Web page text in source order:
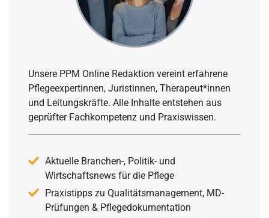
Unsere PPM Online Redaktion vereint erfahrene
Pflegeexpertinnen, Juristinnen, Therapeut*innen
und Leitungskräfte. Alle Inhalte entstehen aus
geprüfter Fachkompetenz und Praxiswissen.
Aktuelle Branchen-, Politik- und
Wirtschaftsnews für die Pflege
Praxistipps zu Qualitätsmanagement, MD-
Prüfungen & Pflegedokumentation